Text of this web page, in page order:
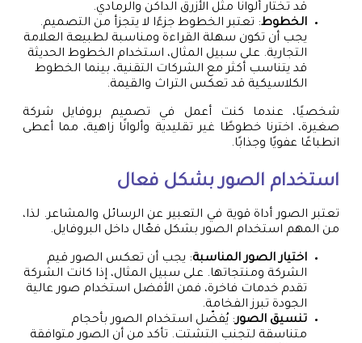
قد تختار ألوانًا مثل الأزرق الداكن والرمادي.
الخطوط: تعتبر الخطوط جزءًا لا يتجزأ من التصميم.
يجب أن تكون سهلة القراءة ومناسبة لطبيعة العلامة
التجارية. على سبيل المثال، استخدام الخطوط الحديثة
قد يتناسب أكثر مع الشركات التقنية، بينما الخطوط
الكلاسيكية قد تعكس التراث والقيمة.
شخصيًا، عندما كنت أعمل في تصميم بروفايل شركة
صغيرة، اخترنا خطوطًا غير تقليدية وألوانًا زاهية، مما أعطى
انطباعًا عفويًا وجذابًا.
استخدام الصور بشكل فعال
تعتبر الصور أداة قوية في التعبير عن الرسائل والمشاعر. لذا،
من المهم استخدام الصور بشكل فعّال داخل البروفايل.
اختيار الصور المناسبة: يجب أن تعكس الصور قيم
الشركة ومنتجاتها. على سبيل المثال، إذا كانت الشركة
تقدم خدمات فاخرة، فمن الأفضل استخدام صور عالية
الجودة تبرز الفخامة.
تنسيق الصور: يُفضّل استخدام الصور بأحجام
متناسقة لتجنب التشتت. تأكد من أن الصور متوافقة